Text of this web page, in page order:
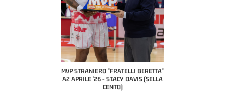
MVP "FRATELLI BERETTA" SAMUEL
DILAS B NAZIONALE APRILE '26 -
MARCO RESTELLI (TAV TREVIGLIO